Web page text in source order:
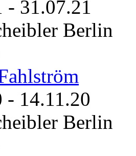
- 31.07.21
Berlin
- 14.11.20
Berlin